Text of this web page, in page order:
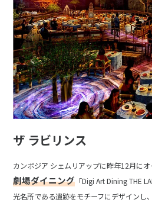
ザ ラビリンス
カンボジア シェムリアップに昨年12月に
劇場ダイニング 「Digi Art Dining THE
光名所である遺跡をモチーフにデザインし